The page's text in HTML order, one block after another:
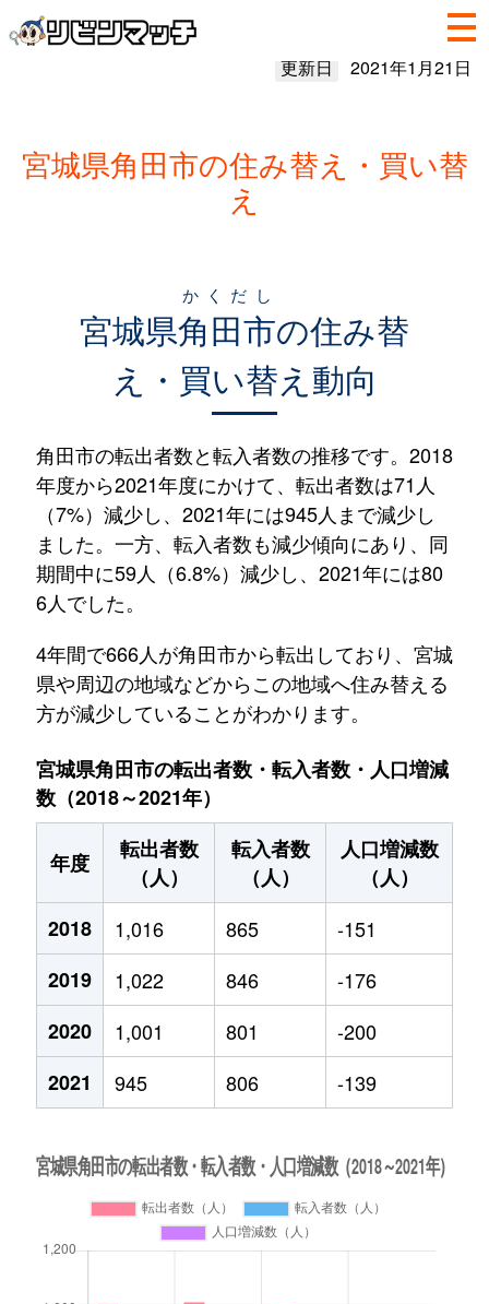
更新日 2021年1月21日
宮城県角田市の住み替え・買い替
え
宮城県角田市
かくだし
の住み替
え・買い替え動向
角田市の転出者数と転入者数の推移です。2018
年度から2021年度にかけて、転出者数は71人
（7%）減少し、2021年には945人まで減少し
ました。一方、転入者数も減少傾向にあり、同
期間中に59人（6.8%）減少し、2021年には80
6人でした。
4年間で666人が角田市から転出しており、宮城
県や周辺の地域などからこの地域へ住み替える
方が減少していることがわかります。
宮城県角田市の転出者数・転入者数・人口増減
数（2018～2021年）
年度
転出者数
（人）
転入者数
（人）
人口増減数
（人）
2018
1,016 865
-151
2019
1,022 846
-176
2020
1,001 801
-200
2021
945 806 -139